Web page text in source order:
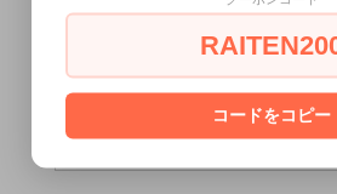
[ はい ] [ いいえ ]
コードをコピー